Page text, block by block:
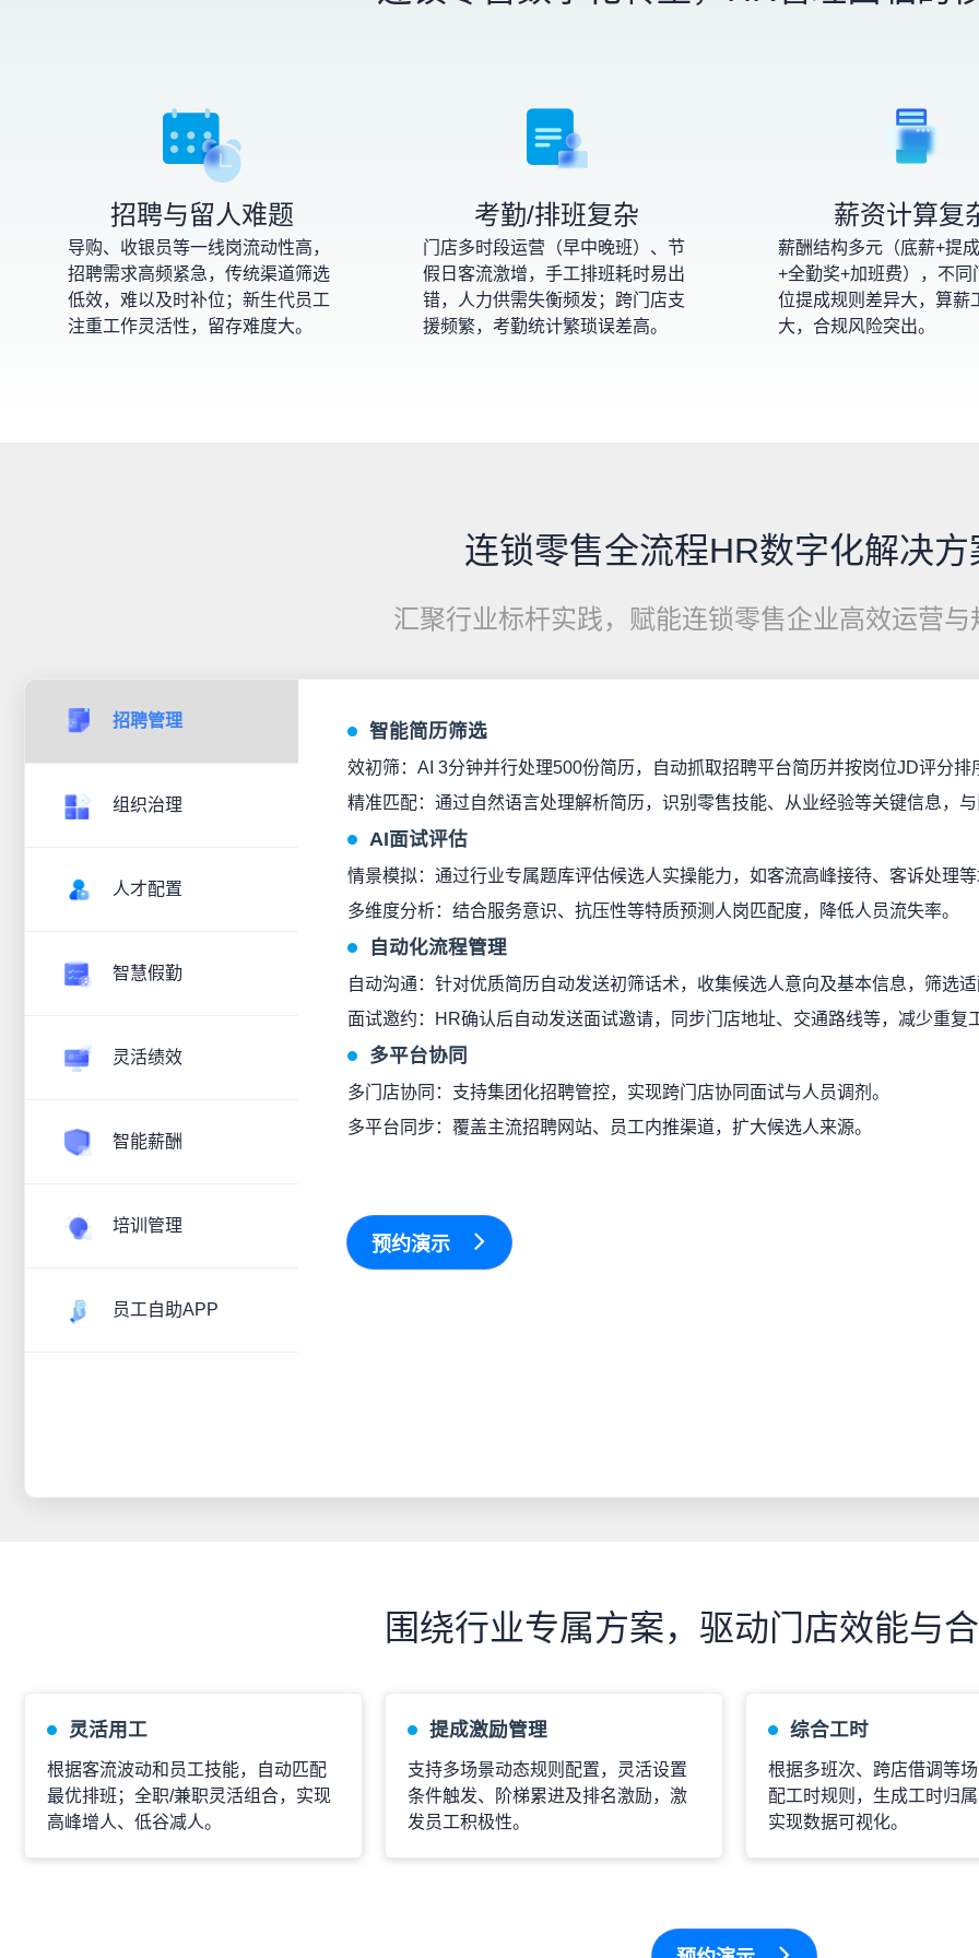
招聘与留人难题
导购、收银员等一线岗流动性高，
招聘需求高频紧急，传统渠道筛选
低效，难以及时补位；新生代员工
注重工作灵活性，留存难度大。
考勤/排班复杂
门店多时段运营（早中晚班）、节
假日客流激增，手工排班耗时易出
错，人力供需失衡频发；跨门店支
援频繁，考勤统计繁琐误差高。
薪资计算复
薪酬结构多元（底薪+提
+全勤奖+加班费），不同
位提成规则差异大，算薪
大，合规风险突出。
连锁零售全流程HR数字化解决方
汇聚行业标杆实践，赋能连锁零售企业高效运营与
招聘管理
组织治理
人才配置
智慧假勤
灵活绩效
智能薪酬
培训管理
员工自助APP
智能简历筛选
效初筛：AI 3分钟并行处理500份简历，自动抓取招聘平台简历并按岗位JD评分排
精准匹配：通过自然语言处理解析简历，识别零售技能、从业经验等关键信息，
AI面试评估
情景模拟：通过行业专属题库评估候选人实操能力，如客流高峰接待、客诉处理等
多维度分析：结合服务意识、抗压性等特质预测人岗匹配度，降低人员流失率。
自动化流程管理
自动沟通：针对优质简历自动发送初筛话术，收集候选人意向及基本信息，筛选适
面试邀约：HR确认后自动发送面试邀请，同步门店地址、交通路线等，减少重复
多平台协同
多门店协同：支持集团化招聘管控，实现跨门店协同面试与人员调剂。
多平台同步：覆盖主流招聘网站、员工内推渠道，扩大候选人来源。
预约演示
围绕行业专属方案，驱动门店效能与
灵活用工
根据客流波动和员工技能，自动匹配
最优排班；全职/兼职灵活组合，实现
高峰增人、低谷减人。
提成激励管理
支持多场景动态规则配置，灵活设置
条件触发、阶梯累进及排名激励，激
发员工积极性。
综合工时
根据多班次、跨店借调等
配工时规则，生成工时归属
实现数据可视化。